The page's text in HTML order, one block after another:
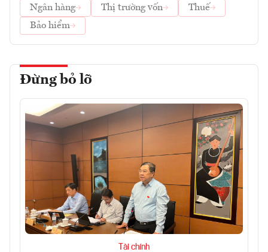
Ngân hàng
Thị trường vốn
Thuế
Bảo hiểm
Đừng bỏ lỡ
Tài chính